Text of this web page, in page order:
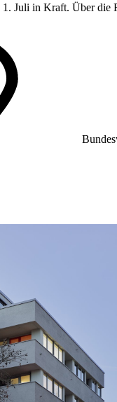
1. Juli in Kraft. Über